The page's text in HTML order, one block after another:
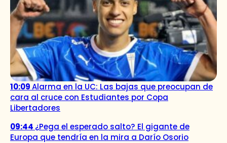
10:09Alarma en la UC: Las bajas que preocupan de
cara al cruce con Estudiantes por Copa
Libertadores
09:44 ¿Pega el esperado salto? El gigante de
Europa que tendría en la mira a Darío Osorio